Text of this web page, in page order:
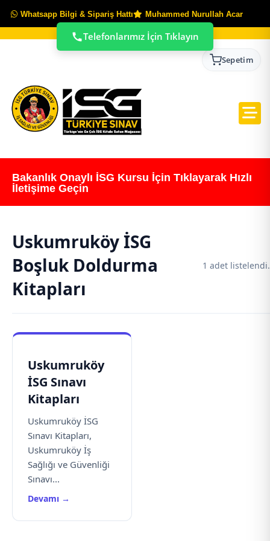
Whatsapp Bilgi & Sipariş Hattı Muhammed Nurullah Acar
Sepetim
Bakanlık Onaylı İSG Kursu İçin Tıklayarak Hızlı
İletişime Geçin
Uskumruköy İSG
Boşluk Doldurma
Kitapları
1 adet listelendi.
Uskumruköy
İSG Sınavı
Kitapları
Uskumruköy İSG
Sınavı Kitapları,
Uskumruköy İş
Sağlığı ve Güvenliği
Sınavı...
Devamı →
Telefonlarımız İçin Tıklayın